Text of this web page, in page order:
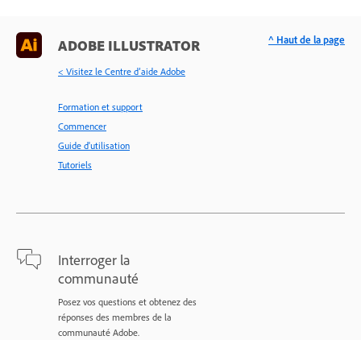
ADOBE ILLUSTRATOR
< Visitez le Centre d’aide Adobe
Formation et support
Commencer
Guide d'utilisation
Tutoriels
Interroger la
communauté
Posez vos questions et obtenez des
réponses des membres de la
communauté Adobe.
^ Haut de la page